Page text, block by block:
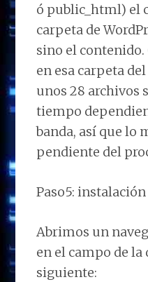
ó public_html) el
carpeta de
sino el
en esa carpeta
unos 28 archivos
tiempo
banda, así que lo
pendiente del
Paso5: instalación
Abrimos un
en el campo de
siguiente: